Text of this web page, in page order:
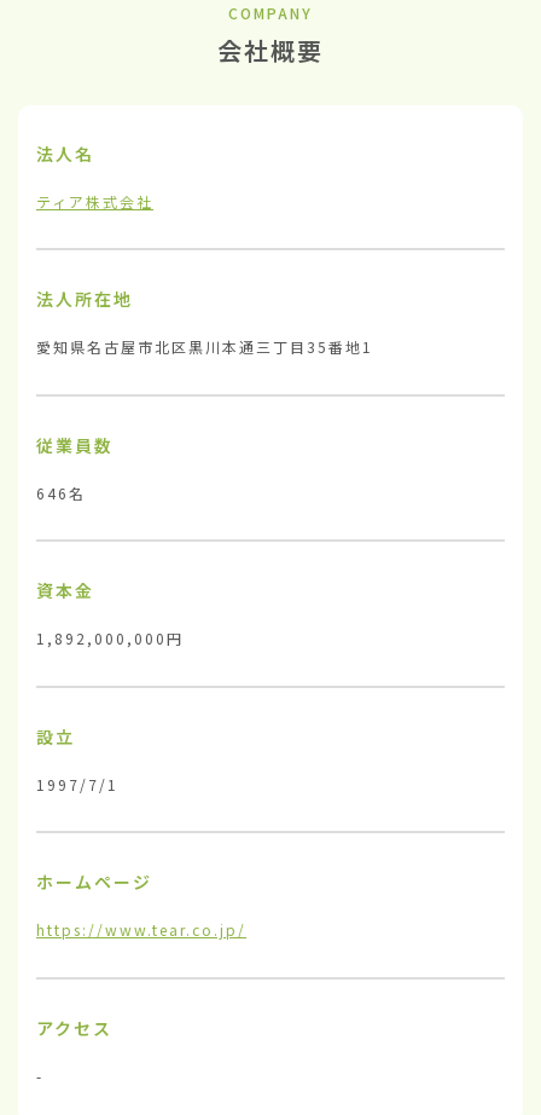
COMPANY
会社概要
法人名
ティア株式会社
法人所在地
愛知県名古屋市北区黒川本通三丁目35番地1
従業員数
646名
資本金
1,892,000,000円
設立
1997/7/1
ホームページ
https://www.tear.co.jp/
アクセス
-